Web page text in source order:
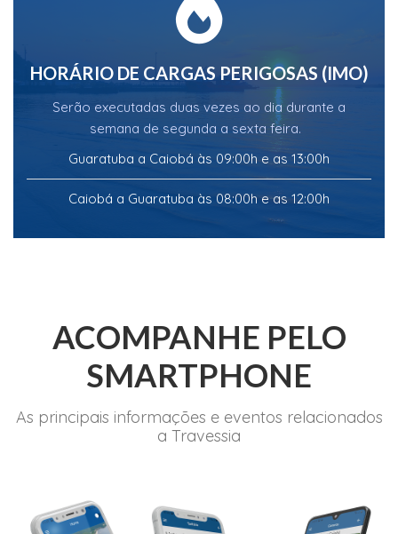
HORÁRIO DE CARGAS PERIGOSAS (IMO)
Serão executadas duas vezes ao dia durante a
semana de segunda a sexta feira.
Guaratuba a Caiobá às 09:00h e as 13:00h
Caiobá a Guaratuba às 08:00h e as 12:00h
ACOMPANHE PELO
SMARTPHONE
As principais informações e eventos relacionados
a Travessia